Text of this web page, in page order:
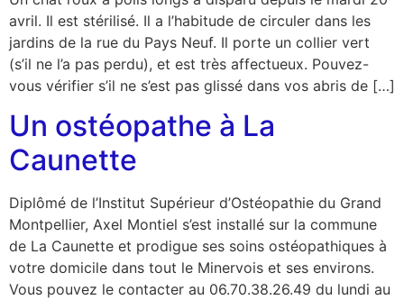
avril. Il est stérilisé. Il a l’habitude de circuler dans les
jardins de la rue du Pays Neuf. Il porte un collier vert
(s’il ne l’a pas perdu), et est très affectueux. Pouvez-
vous vérifier s’il ne s’est pas glissé dans vos abris de […]
Un ostéopathe à La
Caunette
Diplômé de l’Institut Supérieur d’Ostéopathie du Grand
Montpellier, Axel Montiel s’est installé sur la commune
de La Caunette et prodigue ses soins ostéopathiques à
votre domicile dans tout le Minervois et ses environs.
Vous pouvez le contacter au 06.70.38.26.49 du lundi au